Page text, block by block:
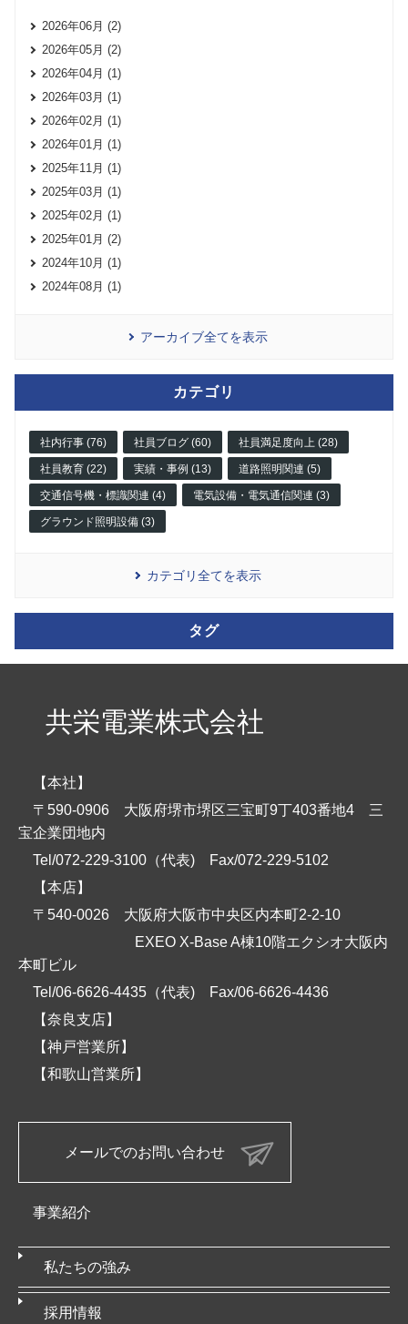
2026年06月 (2)
2026年05月 (2)
2026年04月 (1)
2026年03月 (1)
2026年02月 (1)
2026年01月 (1)
2025年11月 (1)
2025年03月 (1)
2025年02月 (1)
2025年01月 (2)
2024年10月 (1)
2024年08月 (1)
アーカイブ全てを表示
カテゴリ
社内行事 (76) 社員ブログ (60) 社員満足度向上 (28)
社員教育 (22) 実績・事例 (13) 道路照明関連 (5)
交通信号機・標識関連 (4) 電気設備・電気通信関連 (3)
グラウンド照明設備 (3)
カテゴリ全てを表示
タグ
共栄電業株式会社
【本社】
〒590-0906 大阪府堺市堺区三宝町9丁403番地4 三
宝企業団地内
Tel/072-229-3100（代表)
Fax/072-229-5102
【本店】
〒540-0026 大阪府大阪市中央区内本町2-2-10
EXEO X-Base A棟10階エクシオ大阪内
本町ビル
Tel/06-6626-4435（代表)
Fax/06-6626-4436
【奈良支店】
【神戸営業所】
【和歌山営業所】
メールでのお問い合わせ
事業紹介
私たちの強み
採用情報